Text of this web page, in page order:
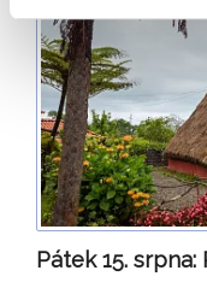
Pátek 15. srpna: